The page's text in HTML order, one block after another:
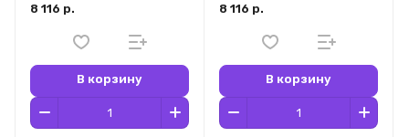
8 116 р.
В корзину
8 116 р.
В корзину